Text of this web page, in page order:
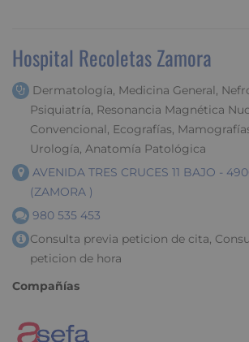
Hospital Recoletas Zamora
Dermatología, Medicina General,
Psiquiatría, Resonancia Magnética
Convencional, Ecografías,
Urología, Anatomía Patológica
AVENIDA TRES CRUCES 11 BAJO -
(ZAMORA )
980 535 453
Consulta previa peticion de cita,
peticion de hora
Compañías